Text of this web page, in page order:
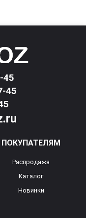
45
45
ПОКУПАТЕЛЯМ
Распродажа
Каталог
Новинки